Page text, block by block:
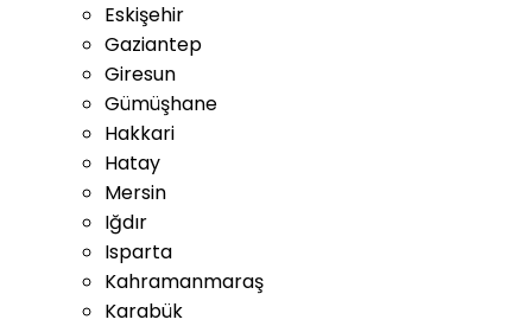
Eskişehir
Gaziantep
Giresun
Gümüşhane
Hakkari
Hatay
Mersin
Iğdır
Isparta
Kahramanmaraş
Karabük